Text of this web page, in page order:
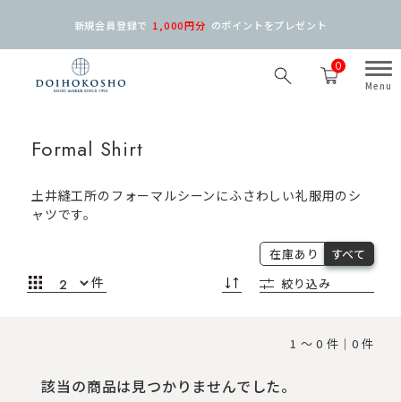
0
新規会員登録で 1,000円分 のポイントをプレゼント
Formal Shirt
土井縫工所のフォーマルシーンにふさわしい礼服用のシ
ャツです。
件
在庫あり
すべて
絞り込み
1 ～ 0 件｜0 件
該当の商品は見つかりませんでした。